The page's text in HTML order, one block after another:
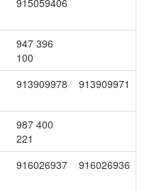
915059406
947 396
100
913909978 913909971
987 400
221
916026937 916026936